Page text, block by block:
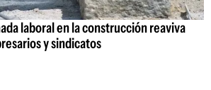
laboral en la construcción reaviva
y sindicatos